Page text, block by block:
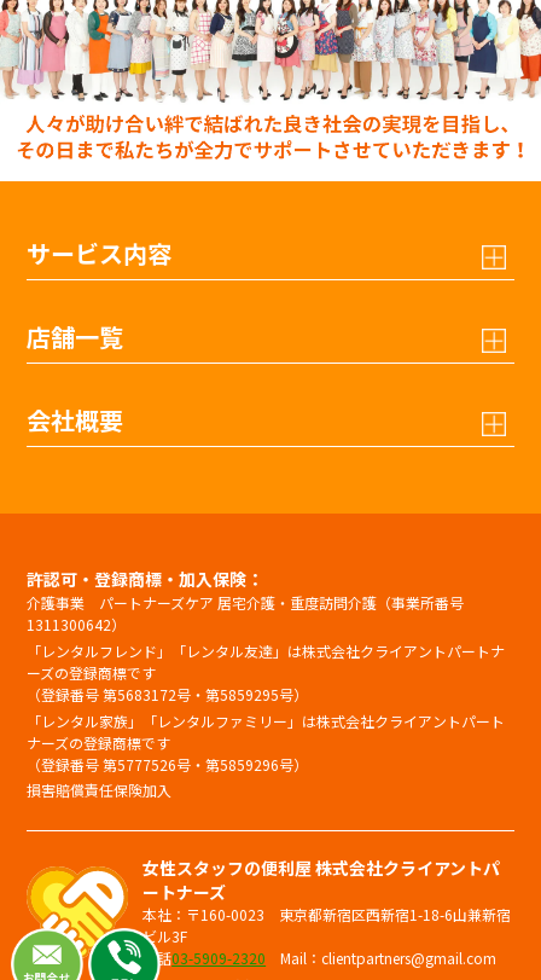
サービス内容
店舗一覧
会社概要
許認可・登録商標・加入保険：
介護事業 パートナーズケア 居宅介護・重度訪問介護（事業所番号
1311300642）
「レンタルフレンド」「レンタル友達」は株式会社クライアントパートナ
ーズの登録商標です
（登録番号 第5683172号・第5859295号）
「レンタル家族」「レンタルファミリー」は株式会社クライアントパート
ナーズの登録商標です
（登録番号 第5777526号・第5859296号）
損害賠償責任保険加入
女性スタッフの便利屋 株式会社クライアントパ
ートナーズ
本社：〒160-0023 東京都新宿区西新宿1-18-6山兼新宿
ビル3F
電話03-5909-2320 Mail：clientpartners@gmail.com